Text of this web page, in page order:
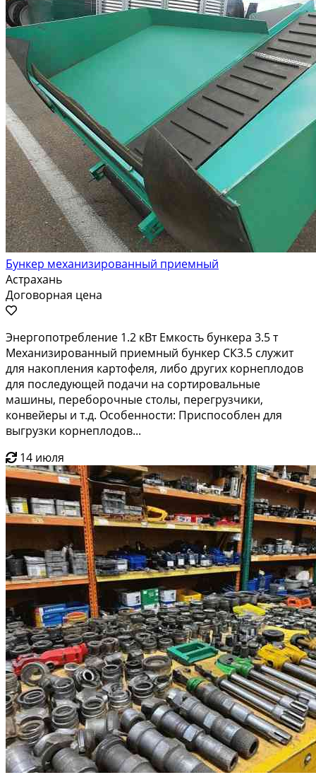
Бункер механизированный приемный
Астрахань
Договорная цена
Энергопотребление 1.2 кВт Емкость бункера 3.5 т
Механизированный приемный бункер СК3.5 служит
для накопления картофеля, либо других корнеплодов
для последующей подачи на сортировальные
машины, переборочные столы, перегрузчики,
конвейеры и т.д. Особенности: Приспособлен для
выгрузки корнеплодов...
14 июля